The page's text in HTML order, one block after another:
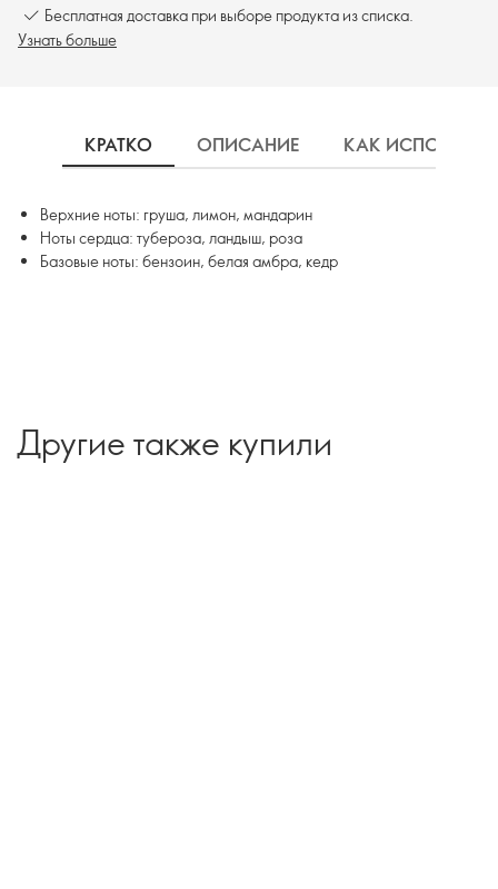
Бесплатная доставка при выборе продукта из списка.
Узнать больше
КРАТКО ОПИСАНИЕ КАК
Верхние ноты: груша, лимон, мандарин
Ноты сердца: тубероза, ландыш, роза
Базовые ноты: бензоин, белая амбра, кедр
Другие также купили